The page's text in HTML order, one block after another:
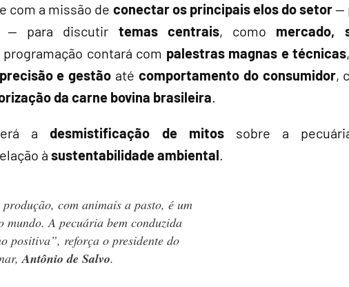
com a missão de conectar os principais elos do setor—
— para discutir temas centrais, como mercado,
programação contará com palestras magnas e técnicas
e gestão até comportamento do consumidor,
da carne bovina brasileira.
adesmistificação de mitossobre a
à sustentabilidade ambiental.
produção, com animais a pasto, é um
mundo. A pecuária bem conduzida
positiva”, reforça o presidente do
Antônio de Salvo.